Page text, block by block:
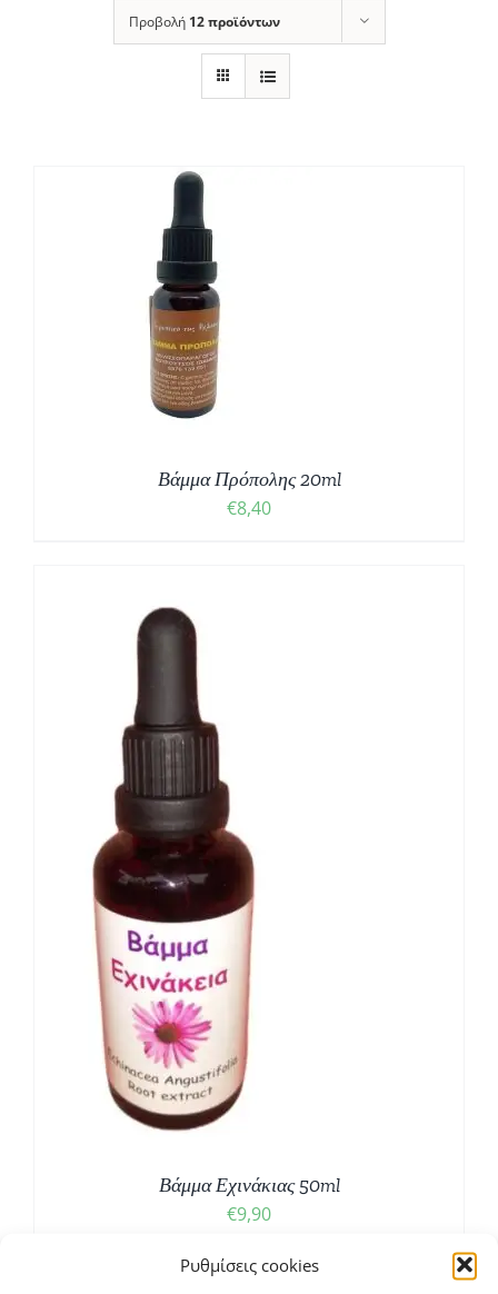
Ρυθμίσεις cookies
Προβολή 12 προϊόντων
Βάμμα Πρόπολης 20ml
€8,40
Βάμμα Εχινάκιας 50ml
€9,90